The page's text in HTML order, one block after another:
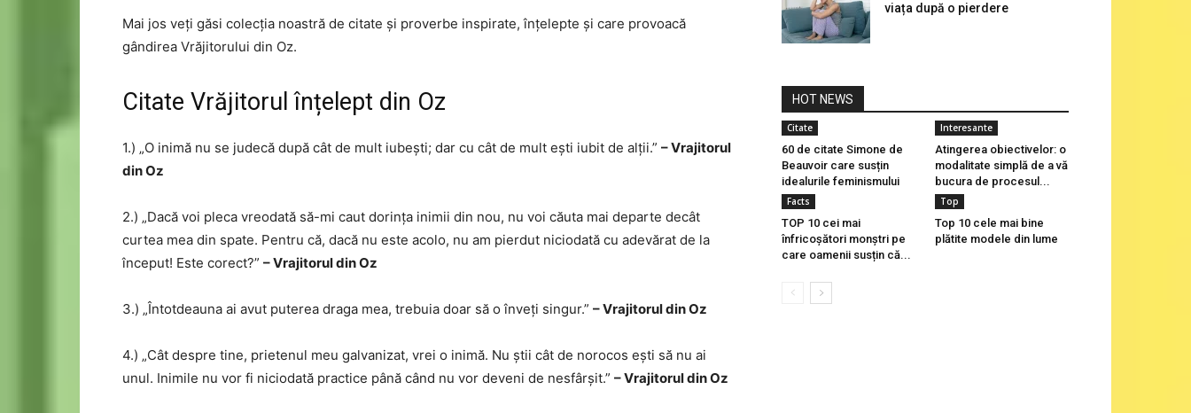
Mai jos veți găsi colecția noastră de citate și proverbe inspirate, înțelepte și care provoacă
gândirea Vrăjitorului din Oz.
Citate Vrăjitorul înțelept din Oz
1.) „O inimă nu se judecă după cât de mult iubești; dar cu cât de mult ești iubit de alții.” – Vrajitorul
din Oz
2.) „Dacă voi pleca vreodată să-mi caut dorința inimii din nou, nu voi căuta mai departe decât
curtea mea din spate. Pentru că, dacă nu este acolo, nu am pierdut niciodată cu adevărat de la
început! Este corect?” – Vrajitorul din Oz
3.) „Întotdeauna ai avut puterea draga mea, trebuia doar să o înveți singur.” – Vrajitorul din Oz
4.) „Cât despre tine, prietenul meu galvanizat, vrei o inimă. Nu știi cât de norocos ești să nu ai
unul. Inimile nu vor fi niciodată practice până când nu vor deveni de nesfârșit.” – Vrajitorul din Oz
viața după o pierdere
HOT NEWS
Citate
60 de citate Simone de
Beauvoir care susțin
idealurile feminismului
Interesante
Atingerea obiectivelor: o
modalitate simplă de a vă
bucura de procesul...
Facts
TOP 10 cei mai
înfricoșători monștri pe
care oamenii susțin că...
Top
Top 10 cele mai bine
plătite modele din lume